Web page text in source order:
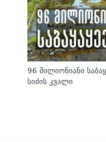
96 მილიონიანი
სიძის კვალი